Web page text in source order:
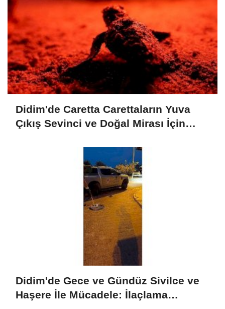
Didim'de Caretta Carettaların Yuva
Çıkış Sevinci ve Doğal Mirası İçin
Didim'de Gece ve Gündüz Sivilce ve
Haşere İle Mücadele: İlaçlama